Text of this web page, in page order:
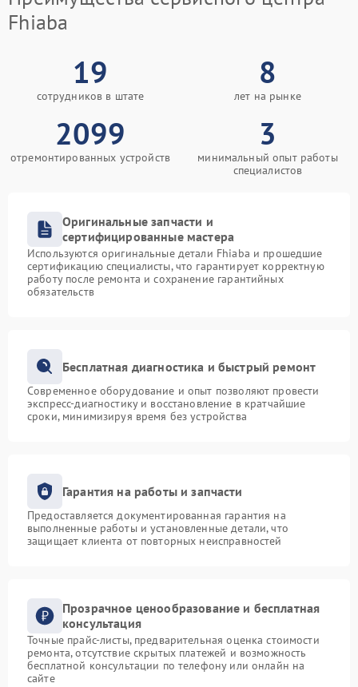
Fhiaba
19
сотрудников в штате
8
лет на рынке
2099
отремонтированных устройств
3
минимальный опыт работы
специалистов
Оригинальные запчасти и
сертифицированные мастера
Используются оригинальные детали Fhiaba и прошедшие
сертификацию специалисты, что гарантирует корректную
работу после ремонта и сохранение гарантийных
обязательств
Бесплатная диагностика и быстрый ремонт
Современное оборудование и опыт позволяют провести
экспресс-диагностику и восстановление в кратчайшие
сроки, минимизируя время без устройства
Гарантия на работы и запчасти
Предоставляется документированная гарантия на
выполненные работы и установленные детали, что
защищает клиента от повторных неисправностей
Прозрачное ценообразование и бесплатная
консультация
Точные прайс-листы, предварительная оценка стоимости
ремонта, отсутствие скрытых платежей и возможность
бесплатной консультации по телефону или онлайн на
сайте